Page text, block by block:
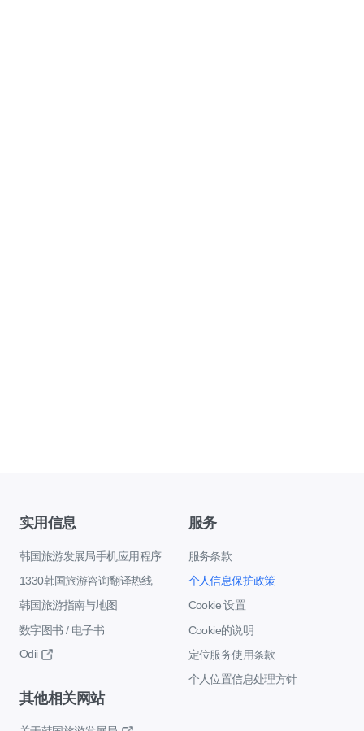
实用信息
韩国旅游发展局手机应用程序
1330韩国旅游咨询翻译热线
韩国旅游指南与地图
数字图书 / 电子书
Odii
服务
服务条款
个人信息保护政策
Cookie 设置
Cookie的说明
定位服务使用条款
个人位置信息处理方针
其他相关网站